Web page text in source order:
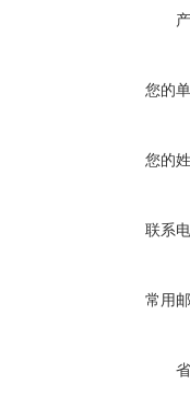
您的
您的
联系
常用